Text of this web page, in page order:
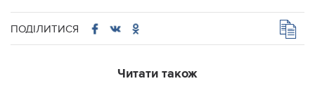
ПОДІЛИТИСЯ
Читати також